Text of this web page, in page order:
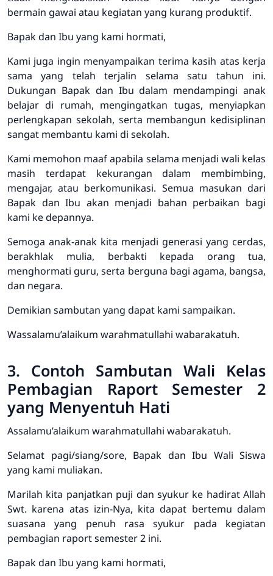
bermain gawai atau kegiatan yang kurang produktif.
Bapak dan Ibu yang kami hormati,
Kami juga ingin menyampaikan terima kasih atas kerja
sama yang telah terjalin selama satu tahun ini.
Dukungan Bapak dan Ibu dalam mendampingi anak
belajar di rumah, mengingatkan tugas, menyiapkan
perlengkapan sekolah, serta membangun kedisiplinan
sangat membantu kami di sekolah.
Kami memohon maaf apabila selama menjadi wali kelas
masih terdapat kekurangan dalam membimbing,
mengajar, atau berkomunikasi. Semua masukan dari
Bapak dan Ibu akan menjadi bahan perbaikan bagi
kami ke depannya.
Semoga anak-anak kita menjadi generasi yang cerdas,
berakhlak mulia, berbakti kepada orang tua,
menghormati guru, serta berguna bagi agama, bangsa,
dan negara.
Demikian sambutan yang dapat kami sampaikan.
Wassalamu’alaikum warahmatullahi wabarakatuh.
3. Contoh Sambutan Wali Kelas
Pembagian Raport Semester 2
yang Menyentuh Hati
Assalamu’alaikum warahmatullahi wabarakatuh.
Selamat pagi/siang/sore, Bapak dan Ibu Wali Siswa
yang kami muliakan.
Marilah kita panjatkan puji dan syukur ke hadirat Allah
Swt. karena atas izin-Nya, kita dapat bertemu dalam
suasana yang penuh rasa syukur pada kegiatan
pembagian raport semester 2 ini.
Bapak dan Ibu yang kami hormati,